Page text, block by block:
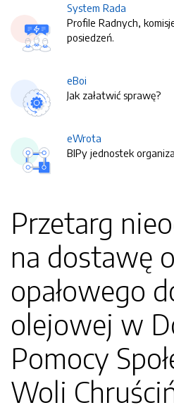
System Rada
Profile Radnych,
posiedzeń.
eBoi
Jak załatwić sprawę?
eWrota
BIPy jednostek
Przetarg
na dostawę
opałowego
olejowej w
Pomocy
Woli